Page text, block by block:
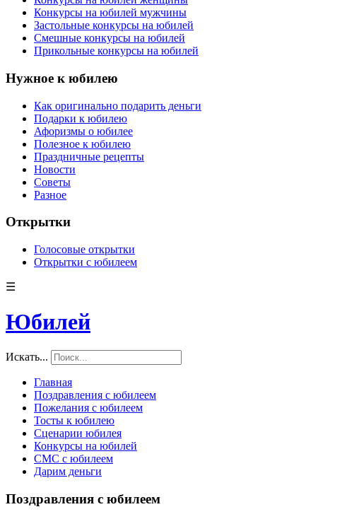
Конкурсы на юбилей мужчины
Застольные конкурсы на юбилей
Смешные конкурсы на юбилей
Прикольные конкурсы на юбилей
Нужное к юбилею
Как оригинально подарить деньги
Подарки к юбилею
Афоризмы о юбилее
Полезное к юбилею
Праздничные рецепты
Новости
Советы
Разное
Открытки
Голосовые открытки
Открытки с юбилеем
☰
Юбилей
Искать...
Главная
Поздравления с юбилеем
Пожелания с юбилеем
Тосты к юбилею
Сценарии юбилея
Конкурсы на юбилей
СМС с юбилеем
Дарим деньги
Поздравления с юбилеем